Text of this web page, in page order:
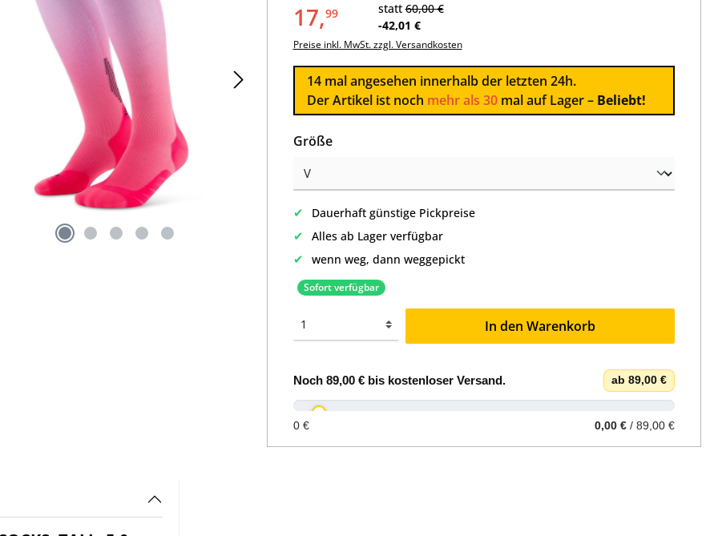
17,99 statt60,00 €
-42,01 €
Preise inkl. MwSt. zzgl. Versandkosten
14mal angesehen innerhalb der letzten 24h.
Der Artikel ist noch mehr als 30mal auf Lager – Beliebt!
Größeauswählen
✔ Dauerhaft günstige Pickpreise
✔ Alles ab Lager verfügbar
✔ wenn weg, dann weggepickt
Sofort verfügbar
In den Warenkorb
Noch 89,00 €bis kostenloser Versand. ab 89,00 €
0 € 0,00 € / 89,00 €